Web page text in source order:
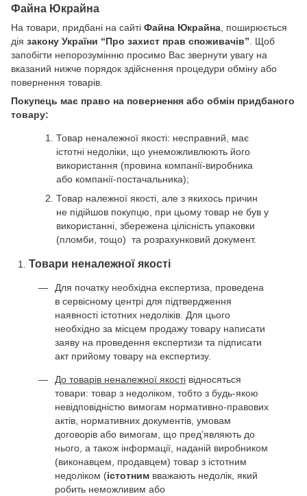
Файна Юкрайна
На товари, придбані на сайті Файна Юкрайна , поширюється
дія закону України “Про захист прав споживачів” . Щоб
запобігти непорозумінню просимо Вас звернути увагу на
вказаний нижче порядок здійснення процедури обміну або
повернення товарів.
Покупець має право на повернення або обмін придбаного
товару:
Товар неналежної якості: несправний, має
істотні недоліки, що унеможливлюють його
використання (провина компанії-виробника
або компанії-постачальника);
Товар належної якості, але з якихось причин
не підійшов покупцю, при цьому товар не був у
використанні, збережена цілісність упаковки
(пломби, тощо) та розрахунковий документ.
Товари неналежної якості
Для початку необхідна експертиза, проведена
в сервісному центрі для підтвердження
наявності істотних недоліків. Для цього
необхідно за місцем продажу товару написати
заяву на проведення експертизи та підписати
акт прийому товару на експертизу.
До товарів неналежної якості відносяться
товари: товар з недоліком, тобто з будь-якою
невідповідністю вимогам нормативно-правових
актів, нормативних документів, умовам
договорів або вимогам, що пред’являють до
нього, а також інформації, наданій виробником
(виконавцем, продавцем) товар з істотним
недоліком (істотним вважають недолік, який
робить неможливим або